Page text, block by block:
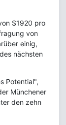
$1920 pro
von
einig,
nächsten
Potential",
Münchener
den zehn